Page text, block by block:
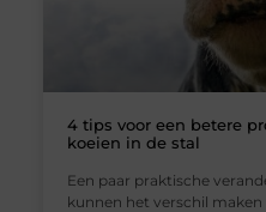
4 tips voor een betere
koeien in de stal
Een paar praktische
kunnen het verschil